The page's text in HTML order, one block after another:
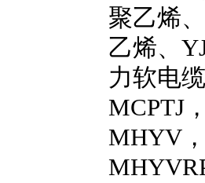
聚乙烯、
乙烯、
力软电
MCPTJ
MHYV